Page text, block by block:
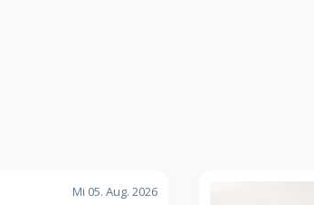
Mi 05. Aug. 2026